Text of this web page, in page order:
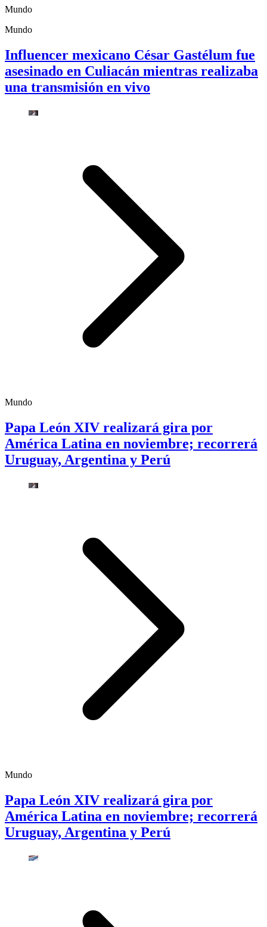
Mundo
Mundo
Influencer mexicano César Gastélum fue
asesinado en Culiacán mientras realizaba
una transmisión en vivo
Mundo
Papa León XIV realizará gira por
América Latina en noviembre; recorrerá
Uruguay, Argentina y Perú
Mundo
Papa León XIV realizará gira por
América Latina en noviembre; recorrerá
Uruguay, Argentina y Perú